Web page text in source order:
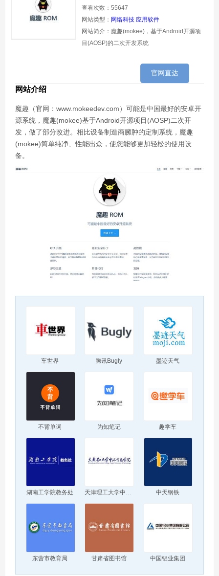
查看次数：55647
网站类型： 网络科技 应用软件
网站简介：魔趣(mokee)，基于Android开源项
目(AOSP)的二次开发系统
官网直达
网站介绍
魔趣（官网：www.mokeedev.com）可能是中国最好的安卓开
源系统，魔趣(mokee)基于Android开源项目(AOSP)二次开
发，做了部分改进。相比设备制造商臃肿的定制系统，魔趣
(mokee)简单纯净、性能出众，使您能够更加轻松的使用设
备。
车世界 腾讯Bugly 墨迹天气
不背单词 为知笔记 趣学车
湖南工学院教务处 天津理工大学中环信息学院 中天钢铁
东营市教育局 甘肃省图书馆 中国铝业集团